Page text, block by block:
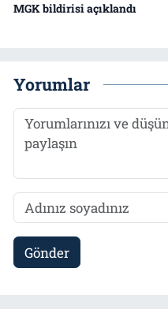
MGK bildirisi açıklandı
Yorumlar
Gönder